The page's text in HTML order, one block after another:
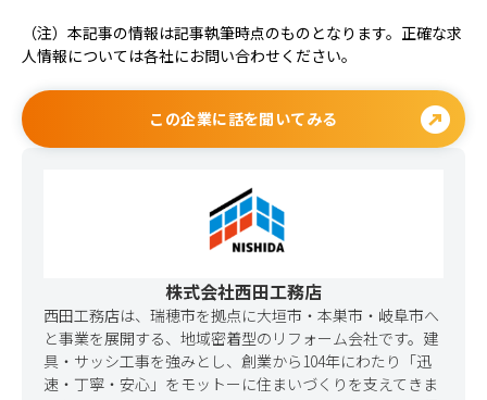
（注）本記事の情報は記事執筆時点のものとなります。正確な求
人情報については各社にお問い合わせください。
この企業に話を聞いてみる outbound
株式会社西田工務店
西田工務店は、瑞穂市を拠点に大垣市・本巣市・岐阜市へ
と事業を展開する、地域密着型のリフォーム会社です。建
具・サッシ工事を強みとし、創業から104年にわたり「迅
速・丁寧・安心」をモットーに住まいづくりを支えてきま